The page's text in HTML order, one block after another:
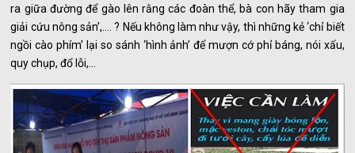
ra giữa đường để gào lên rằng các đoàn thể, bà con hãy tham gia
giải cứu nông sản’,…. ? Nếu không làm như vậy, thì những kẻ ‘chỉ biết
ngồi cào phím’ lại so sánh ‘hình ảnh’ để mượn cớ phỉ báng, nói xấu,
quy chụp, đổ lỗi,…